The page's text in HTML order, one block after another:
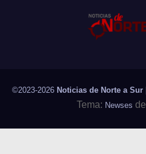
©2023-2026 Noticias de Norte a Sur
Tema: Newses de